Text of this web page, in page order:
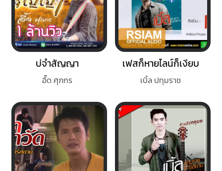
บ่จำสัญญา
อี๊ด ศุภกร
เฟสก็หายไลน์ก็เงียบ
เบิ้ล ปทุมราช